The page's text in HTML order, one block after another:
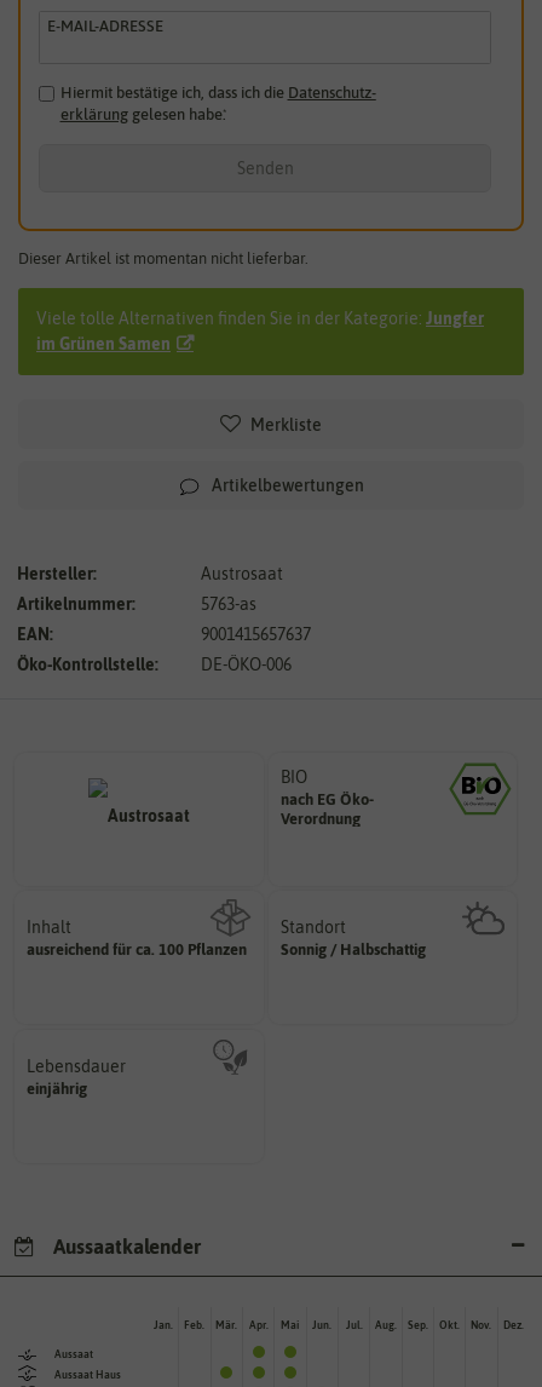
E-MAIL-ADRESSE
Hiermit bestätige ich, dass ich die Daten­schutz­
erklärunggelesen habe.*
Senden
Dieser Artikel ist momentan nicht lieferbar.
Viele tolle Alternativen finden Sie in der Kategorie: Jungfer
im Grünen Samen
Merkliste
Artikelbewertungen
Hersteller:
Austrosaat
Artikelnummer:
5763-as
EAN:
9001415657637
Öko-Kontrollstelle:
DE-ÖKO-006
BIO
nach EG Öko-
Verordnung
den Richtlinien der biologischen
Landwirtschaft arbeiten.
Inhalt
ausreichend für ca. 100 Pflanzen
Wie viel ist enthalten
Standort
Sonnig / Halbschattig
Pflanze? (schattig, halbschattig,
sonnig, vollsonnig)
Lebensdauer
einjährig
einjährig, zweijährig oder
mehrjährig.
Aussaatkalender
Aussaat
Aussaat Haus
Jan. Feb. Mär. Apr. Mai Jun. Jul. Aug. Sep. Okt. Nov. Dez.